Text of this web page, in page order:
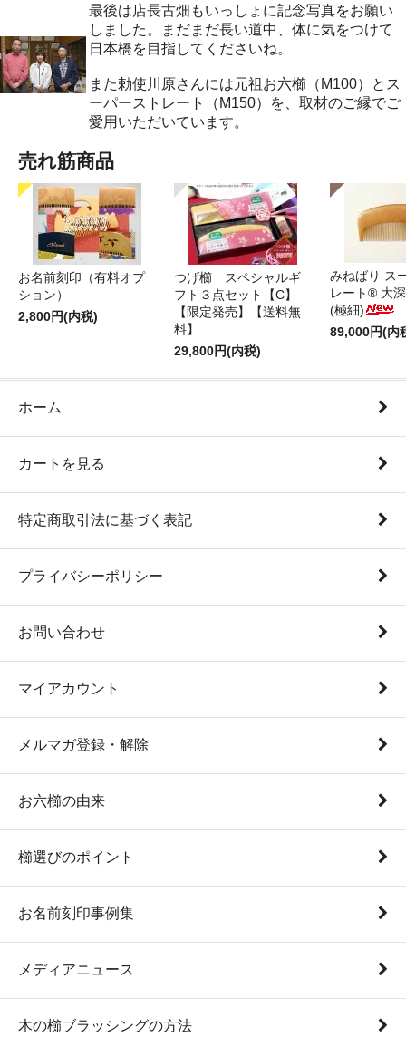
最後は店長古畑もいっしょに記念写真をお願い
しました。まだまだ長い道中、体に気をつけて
日本橋を目指してくださいね。
また勅使川原さんには元祖お六櫛（M100）とス
ーパーストレート（M150）を、取材のご縁でご
愛用いただいています。
売れ筋商品
お名前刻印（有料オプ
ション）
2,800円(内税)
つげ櫛 スペシャルギ
フト３点セット【C】
【限定発売】【送料無
料】
29,800円(内税)
みねばり ス
レート® 大
(極細)
89,000円(内
ホーム
カートを見る
特定商取引法に基づく表記
プライバシーポリシー
お問い合わせ
マイアカウント
メルマガ登録・解除
お六櫛の由来
櫛選びのポイント
お名前刻印事例集
メディアニュース
木の櫛ブラッシングの方法